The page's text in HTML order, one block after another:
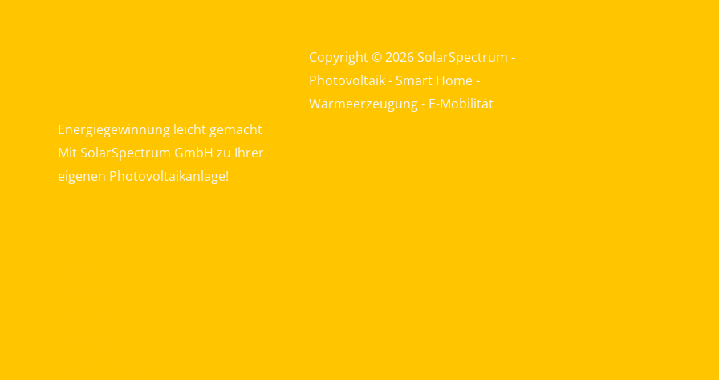
Energiegewinnung leicht gemacht
Mit SolarSpectrum GmbH zu Ihrer
eigenen Photovoltaikanlage!
Copyright © 2026 SolarSpectrum -
Photovoltaik - Smart Home -
Wärmeerzeugung - E-Mobilität